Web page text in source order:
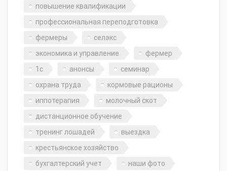
повышение квалификации
профессиональная переподготовка
фермеры
селэкс
экономика и управление
фермер
1с
анонсы
семинар
охрана труда
кормовые рационы
иппотерапия
молочный скот
дистанционное обучение
тренинг лошадей
выездка
крестьянское хозяйство
бухгалтерский учет
наши фото